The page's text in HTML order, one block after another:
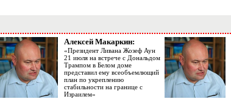
Алексей Макаркин:
«Президент Ливана Жозеф Аун
21 июля на встрече с Дональдом
Трампом в Белом доме
представил ему всеобъемлющий
план по укреплению
стабильности на границе с
Израилем»